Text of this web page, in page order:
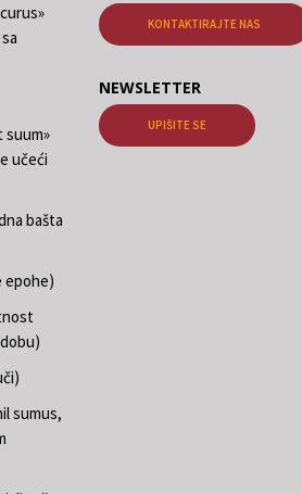
suum»
učeći
bašta
epohe)
sumus,
KONTAKTIRAJTE NAS
NEWSLETTER
UPIŠITE SE